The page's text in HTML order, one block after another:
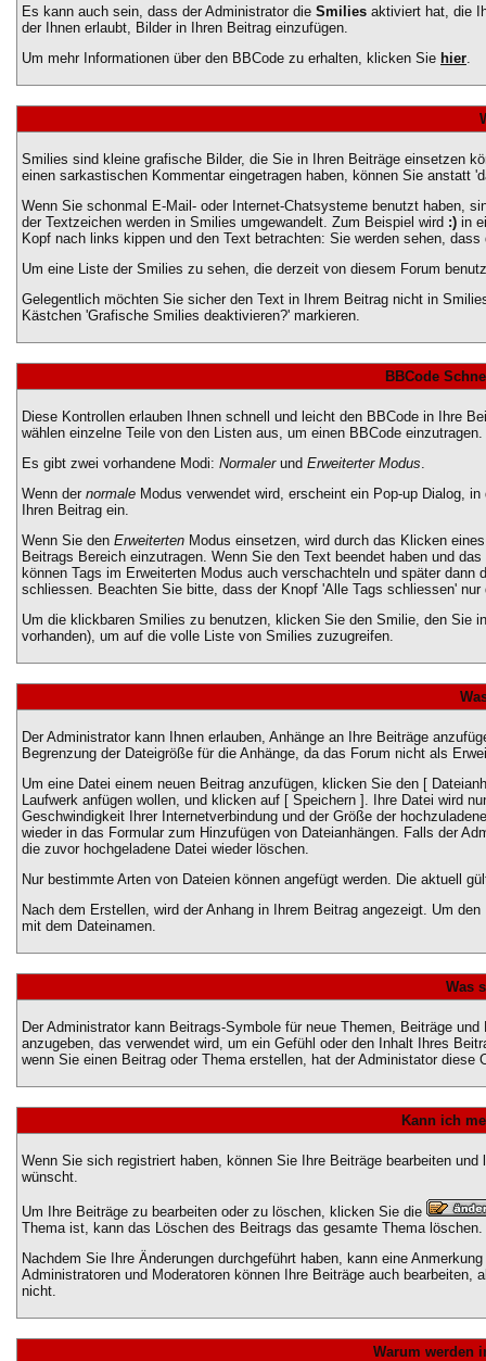
Es kann auch sein, dass der Administrator die Smilies aktiviert hat, die
der Ihnen erlaubt, Bilder in Ihren Beitrag einzufügen.
Um mehr Informationen über den BBCode zu erhalten, klicken Sie hier.
Smilies sind kleine grafische Bilder, die Sie in Ihren Beiträge einsetzen
einen sarkastischen Kommentar eingetragen haben, können Sie anstatt
Wenn Sie schonmal E-Mail- oder Internet-Chatsysteme benutzt haben,
der Textzeichen werden in Smilies umgewandelt. Zum Beispiel wird :) in
Kopf nach links kippen und den Text betrachten: Sie werden sehen,
Um eine Liste der Smilies zu sehen, die derzeit von diesem Forum
Gelegentlich möchten Sie sicher den Text in Ihrem Beitrag nicht in
Kästchen 'Grafische Smilies deaktivieren?' markieren.
BBCode
Diese Kontrollen erlauben Ihnen schnell und leicht den BBCode in Ihre
wählen einzelne Teile von den Listen aus, um einen BBCode einzutragen.
Es gibt zwei vorhandene Modi: Normalerund Erweiterter Modus.
Wenn der normale Modus verwendet wird, erscheint ein Pop-up Dialog,
Ihren Beitrag ein.
Wenn Sie den Erweiterten Modus einsetzen, wird durch das Klicken
Beitrags Bereich einzutragen. Wenn Sie den Text beendet haben und
können Tags im Erweiterten Modus auch verschachteln und später dann
schliessen. Beachten Sie bitte, dass der Knopf 'Alle Tags schliessen'
Um die klickbaren Smilies zu benutzen, klicken Sie den Smilie, den Sie
vorhanden), um auf die volle Liste von Smilies zuzugreifen.
Der Administrator kann Ihnen erlauben, Anhänge an Ihre Beiträge
Begrenzung der Dateigröße für die Anhänge, da das Forum nicht als
Um eine Datei einem neuen Beitrag anzufügen, klicken Sie den [
Laufwerk anfügen wollen, und klicken auf [ Speichern ]. Ihre Datei wird
Geschwindigkeit Ihrer Internetverbindung und der Größe der
wieder in das Formular zum Hinzufügen von Dateianhängen. Falls der
die zuvor hochgeladene Datei wieder löschen.
Nur bestimmte Arten von Dateien können angefügt werden. Die aktuell
Nach dem Erstellen, wird der Anhang in Ihrem Beitrag angezeigt. Um
mit dem Dateinamen.
Was
Der Administrator kann Beitrags-Symbole für neue Themen, Beiträge
anzugeben, das verwendet wird, um ein Gefühl oder den Inhalt Ihres
wenn Sie einen Beitrag oder Thema erstellen, hat der Administator diese
Kann ich
Wenn Sie sich registriert haben, können Sie Ihre Beiträge bearbeiten
wünscht.
Um Ihre Beiträge zu bearbeiten oder zu löschen, klicken Sie die
Thema ist, kann das Löschen des Beitrags das gesamte Thema löschen.
Nachdem Sie Ihre Änderungen durchgeführt haben, kann eine
Administratoren und Moderatoren können Ihre Beiträge auch
nicht.
Warum werden